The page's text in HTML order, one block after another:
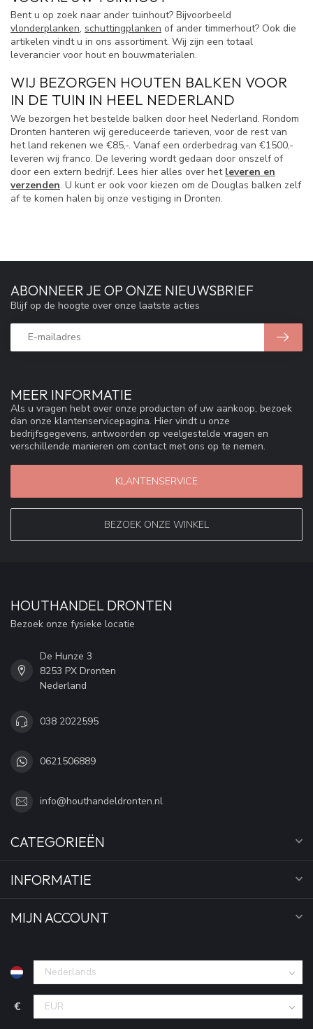
Bent u op zoek naar ander tuinhout? Bijvoorbeeld
vlonderplanken, schuttingplanken of ander timmerhout? Ook die
artikelen vindt u in ons assortiment. Wij zijn een totaal
leverancier voor hout en bouwmaterialen.
WIJ BEZORGEN HOUTEN BALKEN VOOR
IN DE TUIN IN HEEL NEDERLAND
We bezorgen het bestelde balken door heel Nederland. Rondom
Dronten hanteren wij gereduceerde tarieven, voor de rest van
het land rekenen we €85,-. Vanaf een orderbedrag van €1500,-
leveren wij franco. De levering wordt gedaan door onszelf of
door een extern bedrijf. Lees hier alles over het leveren en
verzenden. U kunt er ook voor kiezen om de Douglas balken zelf
af te komen halen bij onze vestiging in Dronten.
MEER INFORMATIE
Als u vragen hebt over onze producten of uw aankoop, bezoek
dan onze klantenservicepagina. Hier vindt u onze
bedrijfsgegevens, antwoorden op veelgestelde vragen en
verschillende manieren om contact met ons op te nemen.
KLANTENSERVICE
BEZOEK ONZE WINKEL
ABONNEER JE OP ONZE NIEUWSBRIEF
Blijf op de hoogte over onze laatste acties
HOUTHANDEL DRONTEN
Bezoek onze fysieke locatie
De Hunze 3
8253 PX Dronten
Nederland
038 2022595
0621506889
info@houthandeldronten.nl
CATEGORIEËN
INFORMATIE
MIJN ACCOUNT
€